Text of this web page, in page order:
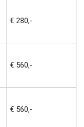
€ 280,-
€ 560,-
€ 560,-